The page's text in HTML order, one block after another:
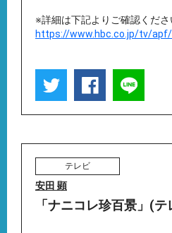
※詳細は下記よりご確認くださ
https://www.hbc.co.jp/tv/
テレビ
安田 顕
「ナニコレ珍百景」(